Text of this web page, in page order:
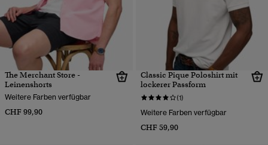
The Merchant Store -
Leinenshorts
Weitere Farben verfügbar
CHF 99,90
Classic Pique Poloshirt mit
lockerer Passform
(1)
Weitere Farben verfügbar
CHF 59,90